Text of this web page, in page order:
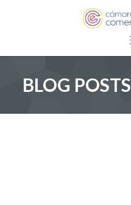
BLOG POSTS